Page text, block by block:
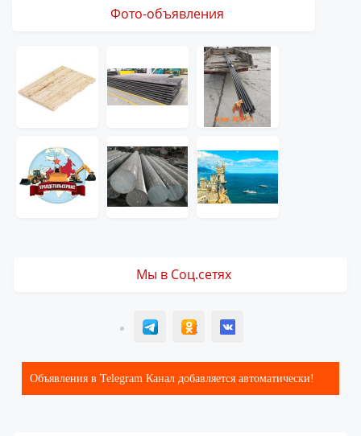
Фото-объявления
Мы в Соц.сетях
T ОК ВК
Объявления в Telegram Канал добавляется автоматически!